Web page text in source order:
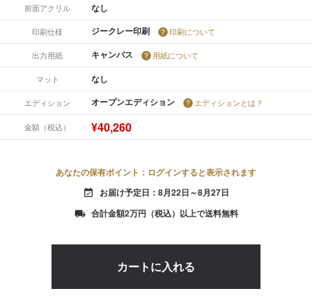
前面アクリル なし
印刷仕様 ジークレー印刷 印刷について
出力用紙 キャンバス 用紙について
マット なし
エディション オープンエディション エディションとは？
金額（税込） ¥40,260
あなたの保有ポイント：ログインすると表示されます
event_available お届け予定日：8月22日～8月27日
local_shipping 合計金額2万円（税込）以上で送料無料